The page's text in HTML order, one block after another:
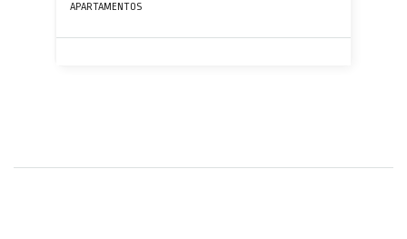
APARTAMENTOS